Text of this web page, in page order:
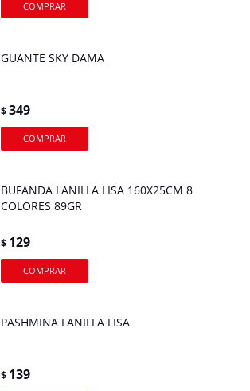
GUANTE SKY DAMA
$349
BUFANDA LANILLA LISA 160X25CM 8
COLORES 89GR
$ 129
PASHMINA LANILLA LISA
$ 139